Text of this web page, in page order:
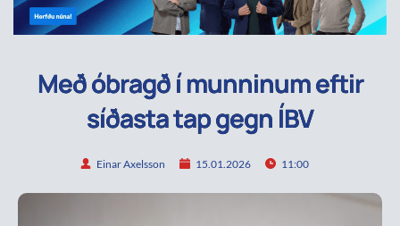
Með óbragð í munninum eftir
síðasta tap gegn ÍBV
Einar Axelsson 15.01.2026 11:00